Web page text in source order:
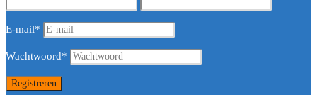
E-mail*
Wachtwoord*